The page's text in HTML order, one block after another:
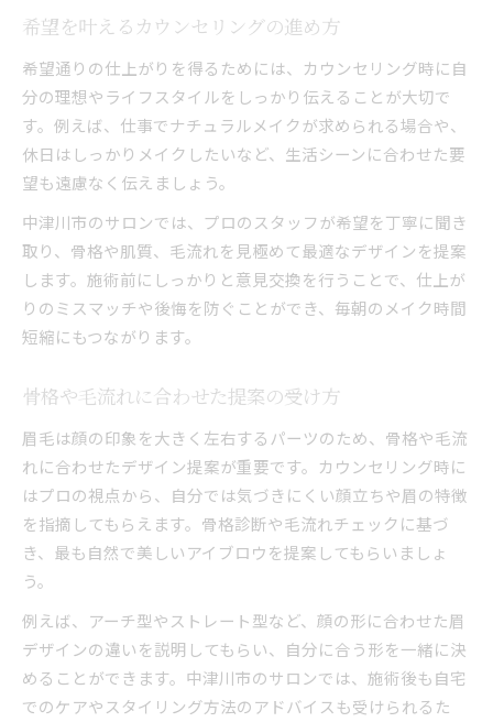
希望を叶えるカウンセリングの進め方
希望通りの仕上がりを得るためには、カウンセリング時に自
分の理想やライフスタイルをしっかり伝えることが大切で
す。例えば、仕事でナチュラルメイクが求められる場合や、
休日はしっかりメイクしたいなど、生活シーンに合わせた要
望も遠慮なく伝えましょう。
中津川市のサロンでは、プロのスタッフが希望を丁寧に聞き
取り、骨格や肌質、毛流れを見極めて最適なデザインを提案
します。施術前にしっかりと意見交換を行うことで、仕上が
りのミスマッチや後悔を防ぐことができ、毎朝のメイク時間
短縮にもつながります。
骨格や毛流れに合わせた提案の受け方
眉毛は顔の印象を大きく左右するパーツのため、骨格や毛流
れに合わせたデザイン提案が重要です。カウンセリング時に
はプロの視点から、自分では気づきにくい顔立ちや眉の特徴
を指摘してもらえます。骨格診断や毛流れチェックに基づ
き、最も自然で美しいアイブロウを提案してもらいましょ
う。
例えば、アーチ型やストレート型など、顔の形に合わせた眉
デザインの違いを説明してもらい、自分に合う形を一緒に決
めることができます。中津川市のサロンでは、施術後も自宅
でのケアやスタイリング方法のアドバイスも受けられるた